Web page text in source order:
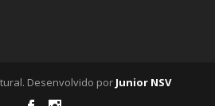
Desenvolvido por Junior NSV